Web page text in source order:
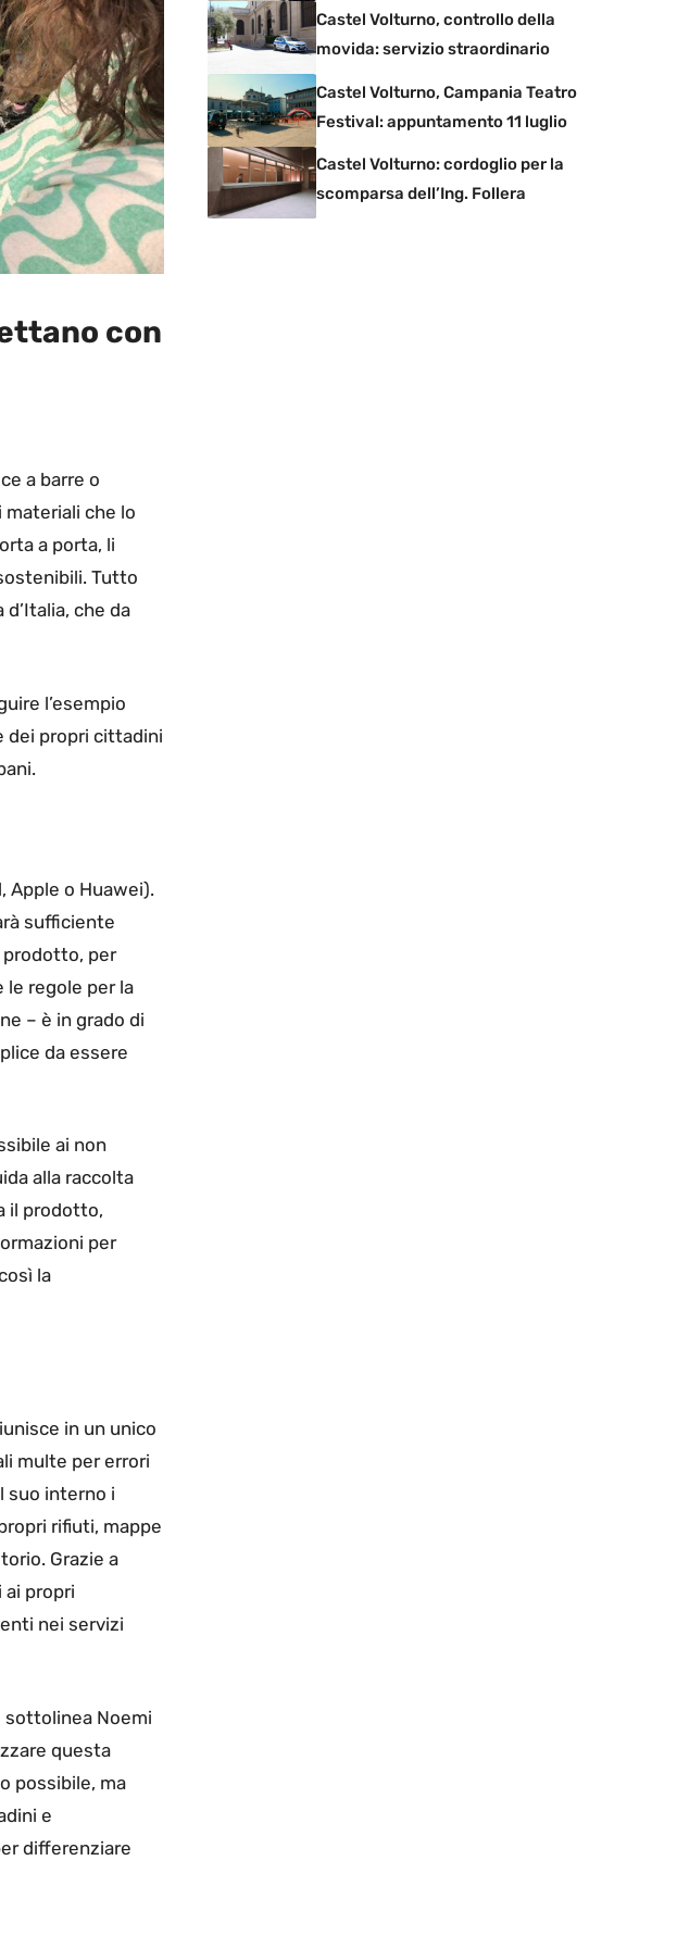
con
a barre o
che lo
a porta, li
Tutto
che da
l’esempio
dei propri cittadini
Apple o Huawei).
sufficiente
prodotto, per
le regole per la
– è in grado di
da essere
ai non
alla raccolta
il prodotto,
per
la
in un unico
multe per errori
suo interno i
rifiuti, mappe
Grazie a
ai propri
nei servizi
sottolinea Noemi
questa
possibile, ma
e
differenziare
Castel Volturno, controllo della
movida: servizio straordinario
Castel Volturno, Campania Teatro
Festival: appuntamento 11 luglio
Castel Volturno: cordoglio per la
scomparsa dell’Ing. Follera